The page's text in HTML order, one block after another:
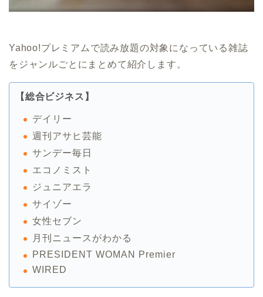
Yahoo!プレミアムで読み放題の対象になっている雑誌
をジャンルごとにまとめて紹介します。
【総合ビジネス】
デイリー
週刊アサヒ芸能
サンデー毎日
エコノミスト
ジュニアエラ
サイゾー
女性セブン
月刊ニュースがわかる
PRESIDENT WOMAN Premier
WIRED